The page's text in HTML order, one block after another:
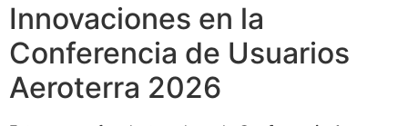
Innovaciones en la
Conferencia de Usuarios
Aeroterra 2026